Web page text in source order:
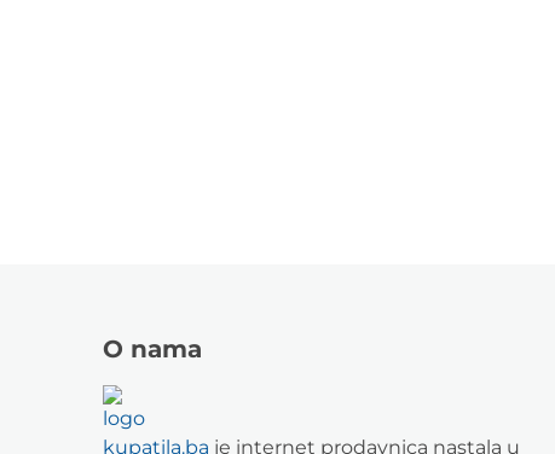
O nama
kupatila.ba je internet prodavnica nastala u